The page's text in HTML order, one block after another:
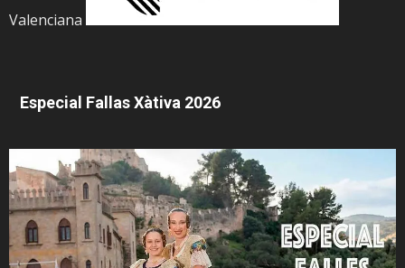
Valenciana
Especial Fallas Xàtiva 2026